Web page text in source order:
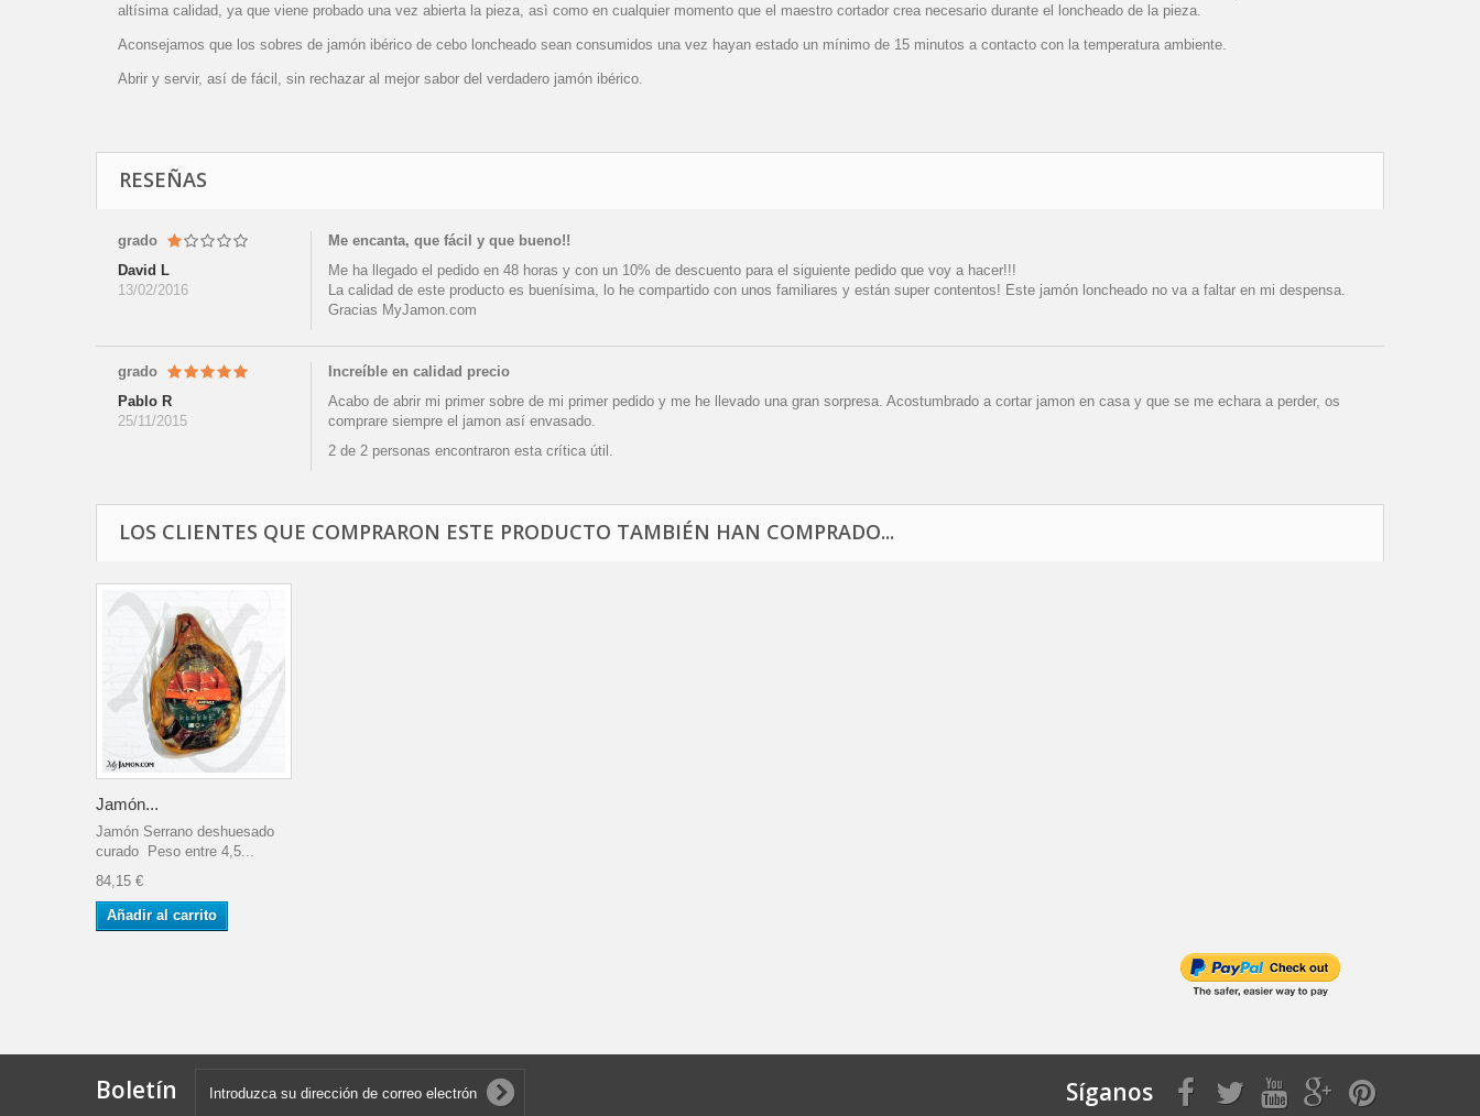
altísima calidad, ya que viene probado una vez abierta la pieza, asì como en cualquier momento que el maestro cortador crea necesario durante el loncheado de la pieza.
Aconsejamos que los sobres de jamón ibérico de cebo loncheado sean consumidos una vez hayan estado un mínimo de 15 minutos a contacto con la temperatura ambiente.
Abrir y servir, así de fácil, sin rechazar al mejor sabor del verdadero jamón ibérico.
RESEÑAS
grado
David L
13/02/2016
Me encanta, que fácil y que bueno!!
Me ha llegado el pedido en 48 horas y con un 10% de descuento para el siguiente pedido que voy a hacer!!!
La calidad de este producto es buenísima, lo he compartido con unos familiares y están super contentos! Este jamón loncheado no va a faltar en mi despensa.
Gracias MyJamon.com
grado
Pablo R
25/11/2015
Increíble en calidad precio
Acabo de abrir mi primer sobre de mi primer pedido y me he llevado una gran sorpresa. Acostumbrado a cortar jamon en casa y que se me echara a perder, os
comprare siempre el jamon así envasado.
2 de 2 personas encontraron esta crítica útil.
LOS CLIENTES QUE COMPRARON ESTE PRODUCTO TAMBIÉN HAN COMPRADO...
Jamón...
Jamón Serrano deshuesado
curado Peso entre 4,5...
84,15 €
Añadir al carrito
Boletín Síganos